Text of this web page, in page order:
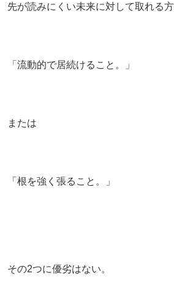
先が読みにくい未来に対して取れる方
「流動的で居続けること。」
または
「根を強く張ること。」
その2つに優劣はない。